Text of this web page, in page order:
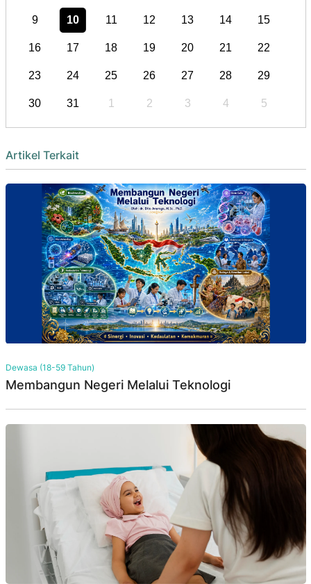
9 10 11 12 13 14 15
16 17 18 19 20 21 22
23 24 25 26 27 28 29
30 31 1 2 3 4 5
Artikel Terkait
Dewasa (18-59 Tahun)
Membangun Negeri Melalui Teknologi